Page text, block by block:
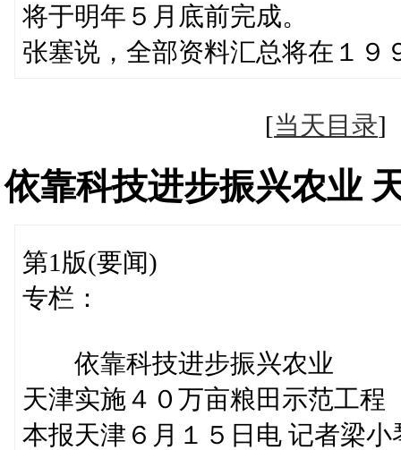
将于明年５月底前完成。
张塞说，全部资料汇总将在１９
[当天目录
依靠科技进步振兴农业
第1版(要闻)
专栏：
依靠科技进步振兴农业
天津实施４０万亩粮田示范工程
本报天津６月１５日电 记者梁